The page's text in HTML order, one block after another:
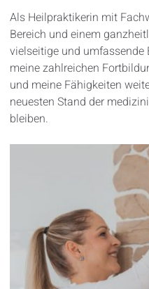
Als Heilpraktikerin mit
Bereich und einem
vielseitige und umfassende
meine zahlreichen
und meine Fähigkeiten
neuesten Stand der
bleiben.